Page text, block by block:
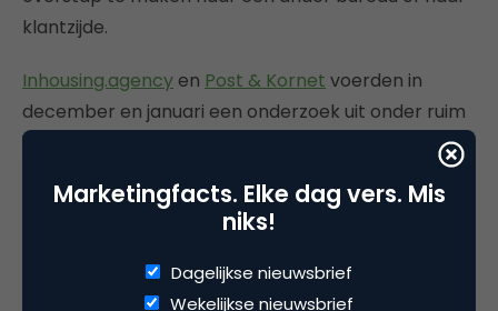
klantzijde.
Inhousing.agency en Post & Kornet voerden in
december en januari een onderzoek uit onder ruim
160 personen werkzaam bij creatieve-, digitale- en
mediabureaus. Bij het vergaren van respondenten
was ook het YIM, jongerenafdeling van het MWG,
betrokken. Het volledige onderzoek kan
worden aangevraagd.
Marketingfacts. Elke dag vers. Mis
niks!
Dagelijkse nieuwsbrief
Wekelijkse nieuwsbrief